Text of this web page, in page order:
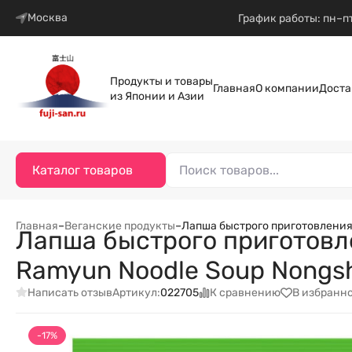
Москва График работы:
Продукты и товары
из Японии и Азии
ГлавнаяО компании
Каталог товаров
Главная–Веганские продукты–Лапша быстрого
Лапша быстрого
Ramyun Noodle Soup
Написать отзывАртикул:022705 К сравнению В
-17%